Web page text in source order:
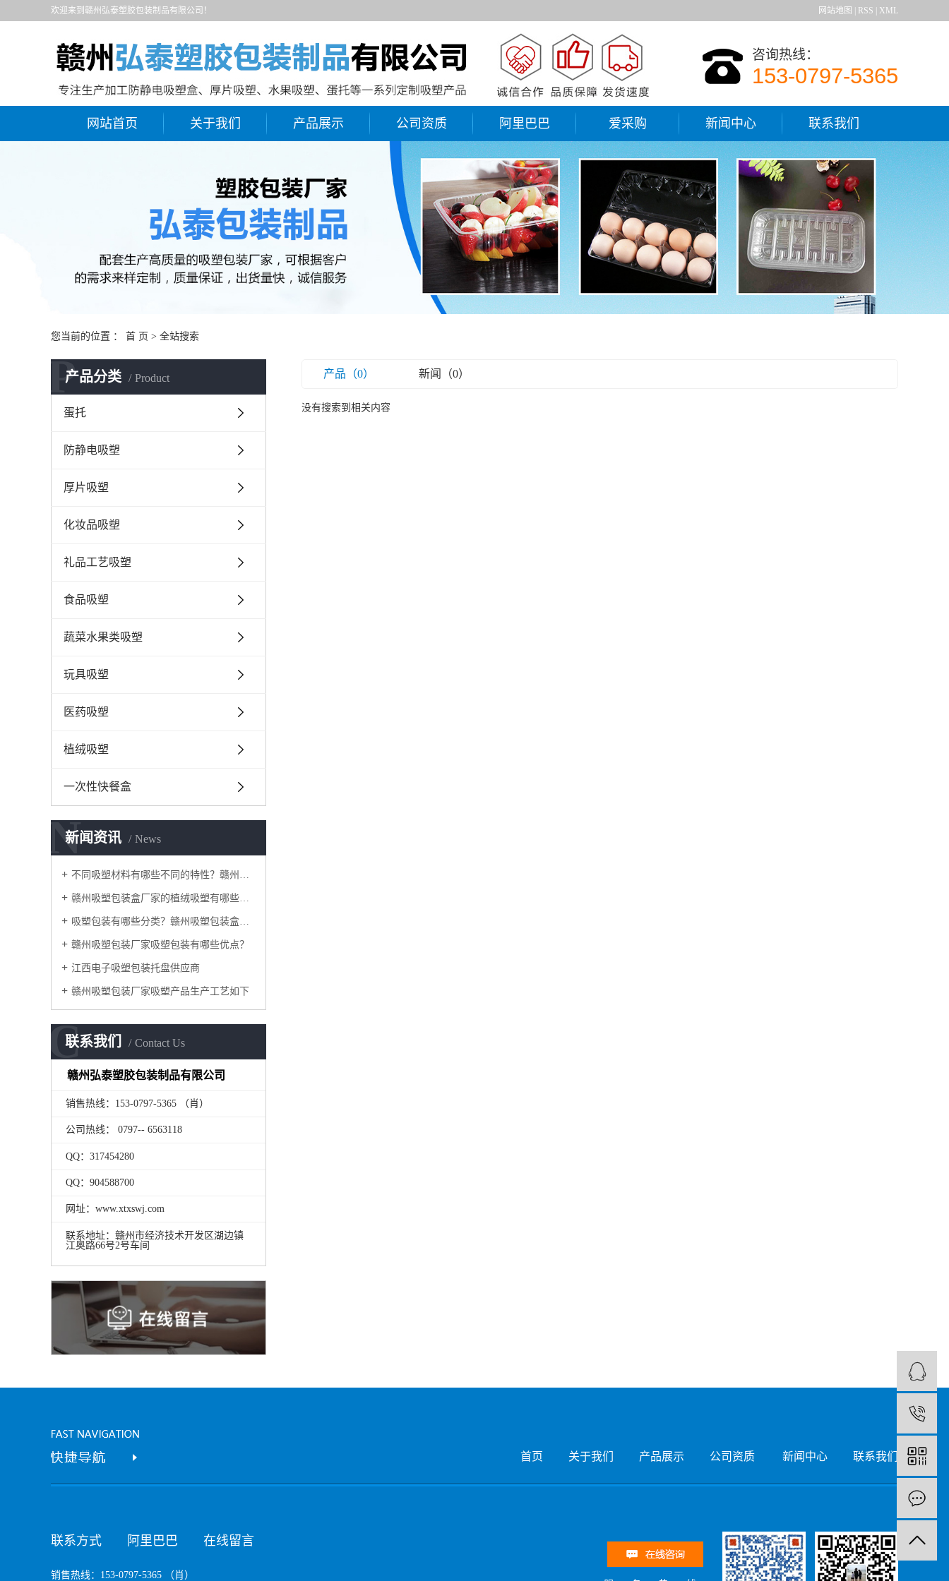
欢迎来到赣州弘泰塑胶包装制品有限公司！ 网站地图 RSS XML
咨询热线：
153-0797-5365
网站首页 关于我们 产品展示 公司资质 阿里巴巴 爱采购 新闻中心 联系我们
您当前的位置 ： 首 页 > 全站搜索
产品分类 Product
P
蛋托
防静电吸塑
厚片吸塑
化妆品吸塑
礼品工艺吸塑
食品吸塑
蔬菜水果类吸塑
玩具吸塑
医药吸塑
植绒吸塑
一次性快餐盒
新闻资讯 News
N
不同吸塑材料有哪些不同的特性？赣州吸塑包装厂家
赣州吸塑包装盒厂家的植绒吸塑有哪些好处？
吸塑包装有哪些分类？赣州吸塑包装盒厂家
赣州吸塑包装厂家吸塑包装有哪些优点？
江西电子吸塑包装托盘供应商
赣州吸塑包装厂家吸塑产品生产工艺如下
联系我们 Contact Us
C
赣州弘泰塑胶包装制品有限公司
销售热线：153-0797-5365 （肖）
公司热线： 0797-- 6563118
QQ：317454280
QQ：904588700
网址：www.xtxswj.com
联系地址：赣州市经济技术开发区湖边镇
江奥路66号2号车间
产品（0） 新闻（0）
没有搜索到相关内容
首页 关于我们 产品展示 公司资质 新闻中心 联系我们
联系方式 阿里巴巴 在线留言
销售热线：153-0797-5365 （肖）